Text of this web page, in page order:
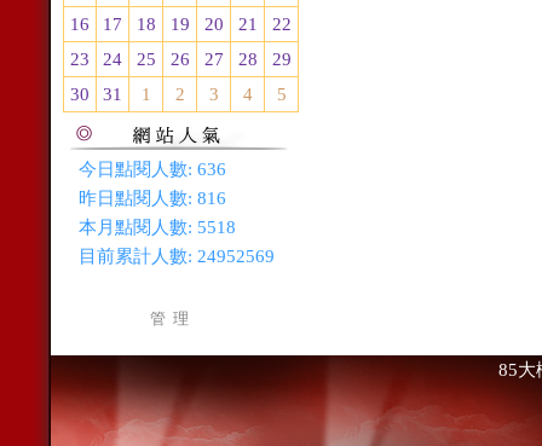
16
17 18 19 20 21
22
23
24 25 26 27 28
29
30
31 1 2 3 4 5
今日點閱人數: 636
昨日點閱人數: 816
本月點閱人數: 5518
目前累計人數: 24952569
管 理
85大